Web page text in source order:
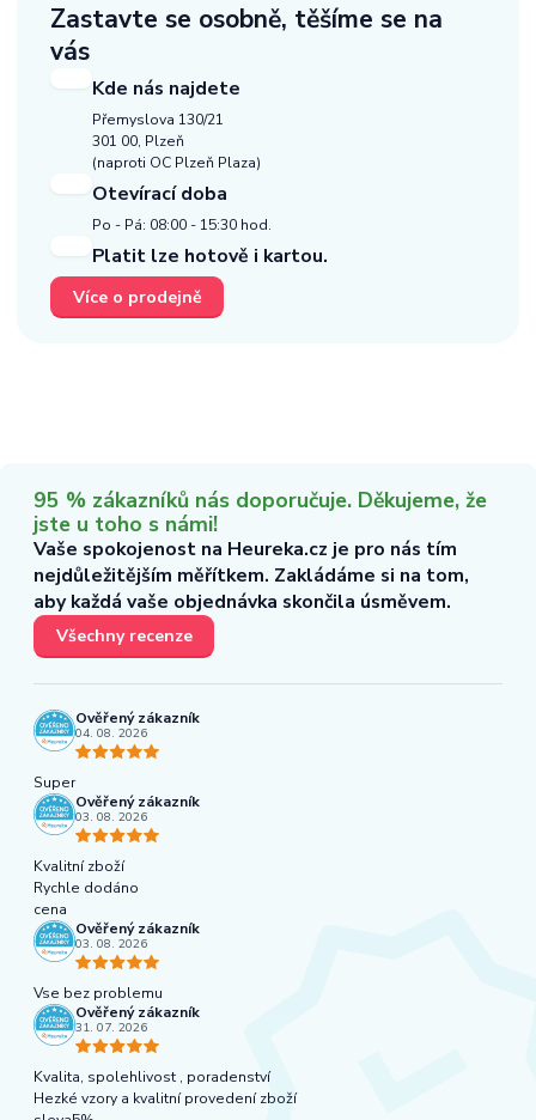
Zastavte se osobně, těšíme se na
vás
Kde nás najdete
Přemyslova 130/21
301 00, Plzeň
(naproti OC Plzeň Plaza)
Otevírací doba
Po - Pá: 08:00 - 15:30 hod.
Platit lze hotově i kartou.
Více o prodejně
95 % zákazníků nás doporučuje. Děkujeme, že
jste u toho s námi!
Vaše spokojenost na Heureka.cz je pro nás tím
nejdůležitějším měřítkem. Zakládáme si na tom,
aby každá vaše objednávka skončila úsměvem.
Všechny recenze
Ověřený zákazník
04. 08. 2026
Super
Ověřený zákazník
03. 08. 2026
Kvalitní zboží
Rychle dodáno
cena
Ověřený zákazník
03. 08. 2026
Vse bez problemu
Ověřený zákazník
31. 07. 2026
Kvalita, spolehlivost , poradenství
Hezké vzory a kvalitní provedení zboží